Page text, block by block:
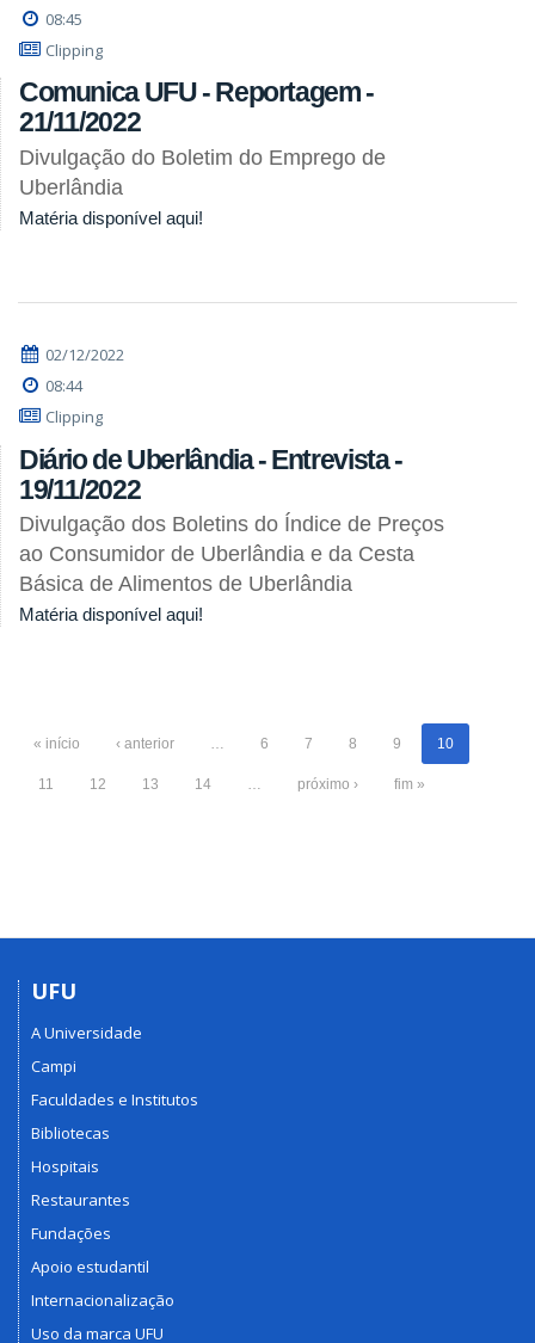
08:45
Clipping
Comunica UFU - Reportagem -
21/11/2022
Divulgação do Boletim do Emprego de
Uberlândia
Matéria disponível aqui!
02/12/2022
08:44
Clipping
Diário de Uberlândia - Entrevista -
19/11/2022
Divulgação dos Boletins do Índice de Preços
ao Consumidor de Uberlândia e da Cesta
Básica de Alimentos de Uberlândia
Matéria disponível aqui!
« início ‹ anterior … 6 7 8 9 10
11 12 13 14 … próximo › fim »
UFU
A Universidade
Campi
Faculdades e Institutos
Bibliotecas
Hospitais
Restaurantes
Fundações
Apoio estudantil
Internacionalização
Uso da marca UFU